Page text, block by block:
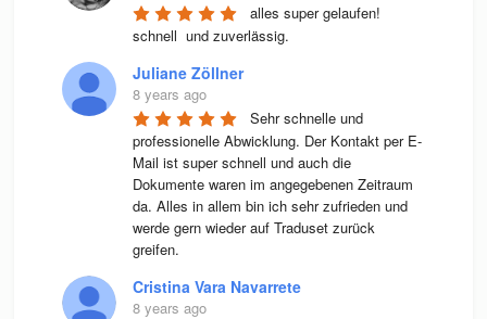
alles super gelaufen!
schnell  und zuverlässig.
Juliane Zöllner
8 years ago
Sehr schnelle und
professionelle Abwicklung. Der Kontakt per E-
Mail ist super schnell und auch die
Dokumente waren im angegebenen Zeitraum
da. Alles in allem bin ich sehr zufrieden und
werde gern wieder auf Traduset zurück
greifen.
Cristina Vara Navarrete
8 years ago